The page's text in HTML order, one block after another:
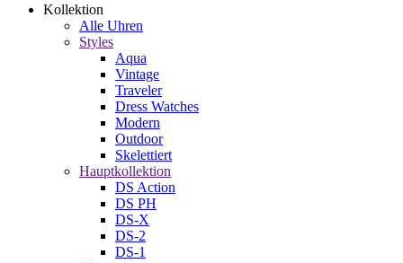
Kollektion
Alle Uhren
Styles
Aqua
Vintage
Traveler
Dress Watches
Modern
Outdoor
Skelettiert
Hauptkollektion
DS Action
DS PH
DS-X
DS-2
DS-1